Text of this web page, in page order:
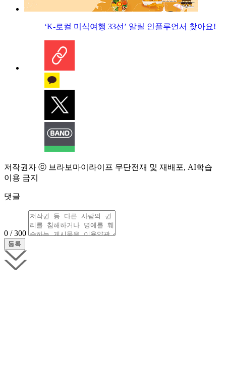
‘K-로컬 미식여행 33선’ 알릴 인플루언서 찾아요!
저작권자 ⓒ 브라보마이라이프 무단전재 및 재배포, AI학습
이용 금지
댓글
0 / 300